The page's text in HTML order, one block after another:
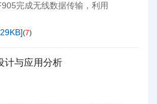
完成无线数据传输，利用
](7)
计与应用分析